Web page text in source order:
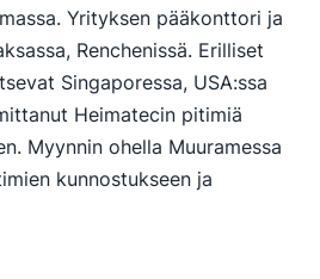
Yrityksen pääkonttori ja
Renchenissä. Erilliset
Singaporessa, USA:ssa
Heimatecin pitimiä
Myynnin ohella Muuramessa
kunnostukseen ja